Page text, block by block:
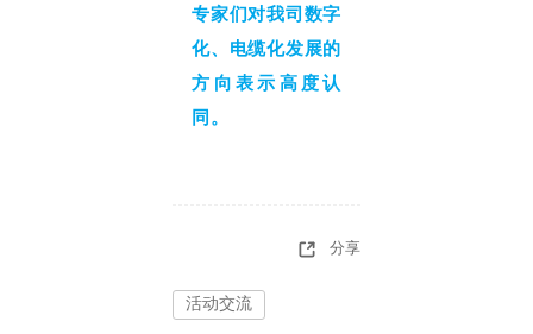
专家们对我司数字
化、电缆化发展的
方向表示高度认
同。
分享
活动交流